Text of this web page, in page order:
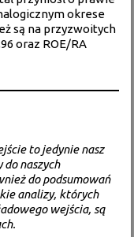
okrese
są na przyzwoitych
oraz ROE/RA
to jedynie nasz
naszych
do podsumowań
analizy, których
wejścia, są